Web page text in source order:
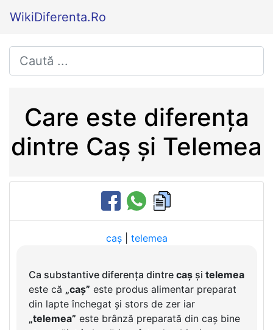
WikiDiferenta.Ro
Care este diferența
dintre Caș și Telemea
caș| telemea
Ca substantive diferența dintre cașși telemea
este că „caș” este produs alimentar preparat
din lapte închegat și stors de zer iar
„telemea” este brânză preparată din caș bine